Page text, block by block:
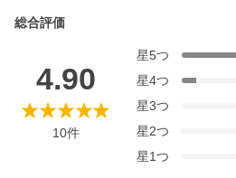
総合評価
4.90
10件
星5つ
星4つ
星3つ
星2つ
星1つ